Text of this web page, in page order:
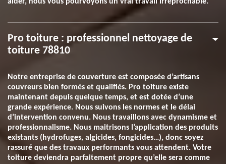
Pro toiture : professionnel nettoyage de
toiture 78810
Notre entreprise de couverture est composée d’artisans
couvreurs bien formés et qualifiés. Pro toiture existe
maintenant depuis quelque temps, et est dotée d’une
grande expérience. Nous suivons les normes et le délai
d’intervention convenu. Nous travaillons avec dynamisme et
professionnalisme. Nous maitrisons l’application des produits
existants (hydrofuges, algicides, fongicides…), donc soyez
rassuré que des travaux performants vous attendent. Votre
toiture deviendra parfaitement propre qu’elle sera comme